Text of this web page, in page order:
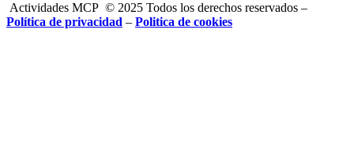
Actividades MCP © 2025 Todos los derechos reservados –
Política de privacidad – Politica de cookies